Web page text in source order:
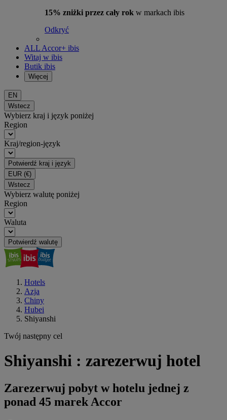
15% zniżki przez cały rok w markach ibis
Odkryć
ALL Accor+ ibis
Witaj w ibis
Butik ibis
Więcej
EN
Wstecz
Wybierz kraj i język poniżej
Region
Kraj/region-język
Potwierdź kraj i język
EUR (€)
Wstecz
Wybierz walutę poniżej
Region
Waluta
Potwierdź walutę
Hotels
Azja
Chiny
Hubei
Shiyanshi
Twój następny cel
Shiyanshi : zarezerwuj hotel
Zarezerwuj pobyt w hotelu jednej z
ponad 45 marek Accor